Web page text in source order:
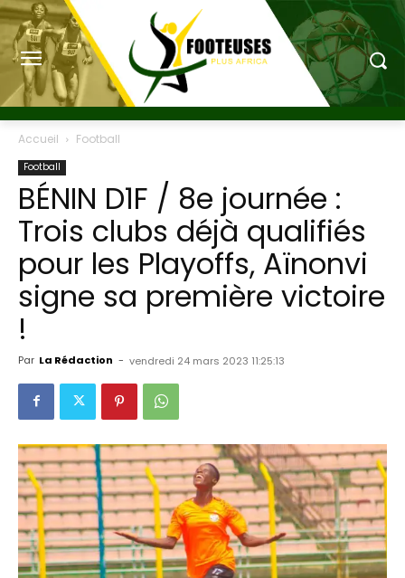
Accueil Football
Football
BÉNIN D1F / 8e journée :
Trois clubs déjà qualifiés
pour les Playoffs, Aïnonvi
signe sa première victoire
!
Par La Rédaction - vendredi 24 mars 2023 11:25:13